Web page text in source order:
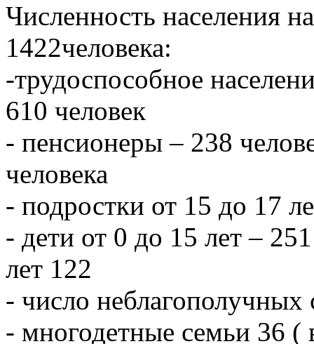
Численность населения
1422человека:
-трудоспособное
610 человек
- пенсионеры – 238
человека
- подростки от 15 до 17
- дети от 0 до 15 лет –
лет 122
- число
- многодетные семьи 36 (